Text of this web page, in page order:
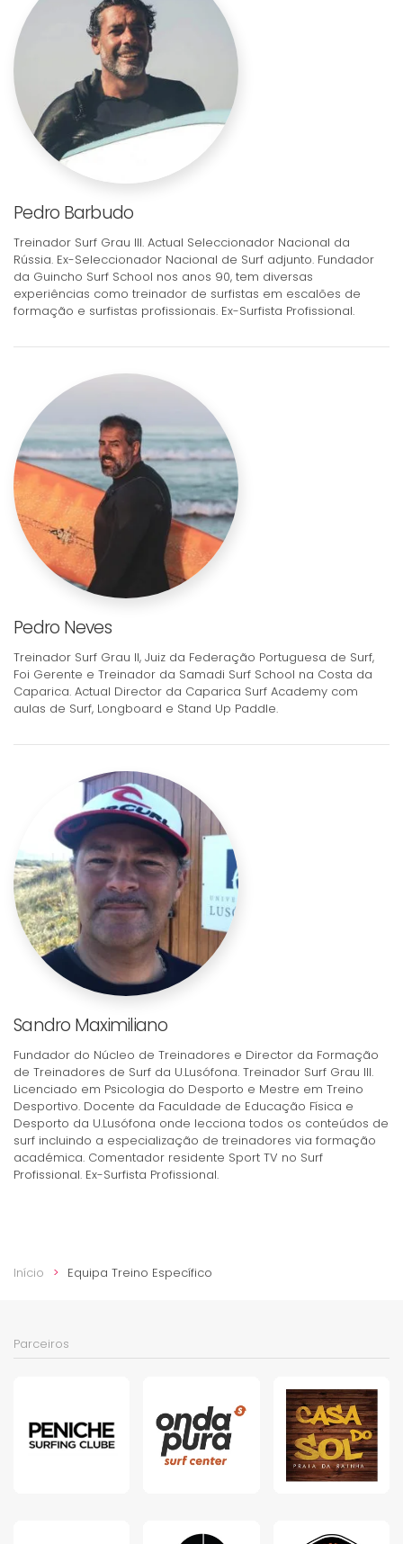
Pedro Barbudo
Treinador Surf Grau III. Actual Seleccionador Nacional da
Rússia. Ex-Seleccionador Nacional de Surf adjunto. Fundador
da Guincho Surf School nos anos 90, tem diversas
experiências como treinador de surfistas em escalões de
formação e surfistas profissionais. Ex-Surfista Profissional.
Pedro Neves
Treinador Surf Grau II, Juiz da Federação Portuguesa de Surf,
Foi Gerente e Treinador da Samadi Surf School na Costa da
Caparica. Actual Director da Caparica Surf Academy com
aulas de Surf, Longboard e Stand Up Paddle.
Sandro Maximiliano
Fundador do Núcleo de Treinadores e Director da Formação
de Treinadores de Surf da U.Lusófona. Treinador Surf Grau III.
Licenciado em Psicologia do Desporto e Mestre em Treino
Desportivo. Docente da Faculdade de Educação Física e
Desporto da U.Lusófona onde lecciona todos os conteúdos de
surf incluindo a especialização de treinadores via formação
académica. Comentador residente Sport TV no Surf
Profissional. Ex-Surfista Profissional.
Início Equipa Treino Específico
Parceiros